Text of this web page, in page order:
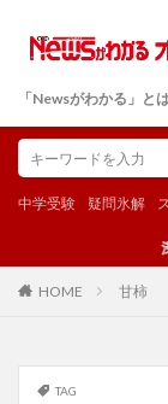
「Newsがわかる」と
中学受験 疑問氷解
HOME 甘柿
TAG